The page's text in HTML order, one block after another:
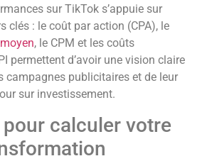
sur TikTok s’appuie sur
clés : le coût par action (CPA), le
, le CPM et les coûts
permettent d’avoir une vision claire
campagnes publicitaires et de leur
sur investissement.
calculer votre